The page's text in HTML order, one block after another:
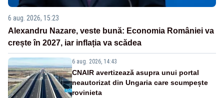
6 aug. 2026, 15:23
Alexandru Nazare, veste bună: Economia României va
crește în 2027, iar inflația va scădea
6 aug. 2026, 14:43
CNAIR avertizează asupra unui portal
neautorizat din Ungaria care scumpește
rovinieta